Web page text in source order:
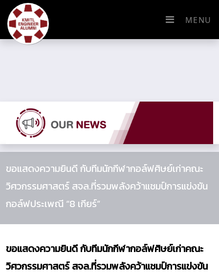
MENU
ขอแสดงความยินดี กับทีมนักกีฬากอล์ฟศิษย์เก่าคณะ
วิศวกรรมศาสตร์ สจล.ที่รวมพลังคว้าแชมป์การแข่งขัน
กอล์ฟประเพณี “8 เกียร์”
ขอแสดงความยินดีกับทีมนักกีฬากอล์ฟศิษย์เก่าคณะ
วิศวกรรมศาสตร์ สจล.ที่รวมพลังคว้าแชมป์การแข่งขัน